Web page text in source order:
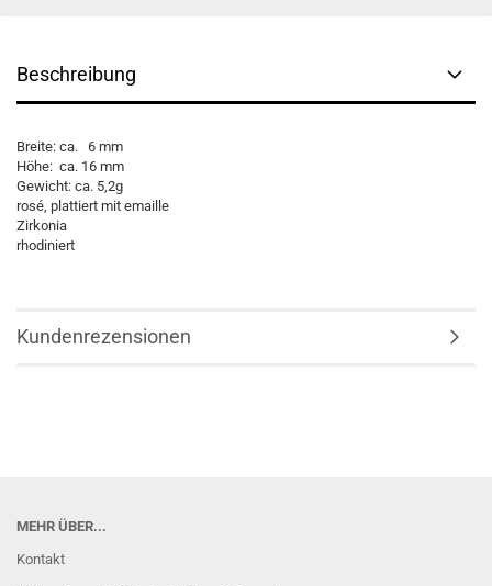
Beschreibung
Breite: ca. 6 mm
Höhe: ca. 16 mm
Gewicht: ca. 5,2g
rosé, plattiert mit emaille
Zirkonia
rhodiniert
Kundenrezensionen
MEHR ÜBER...
Kontakt